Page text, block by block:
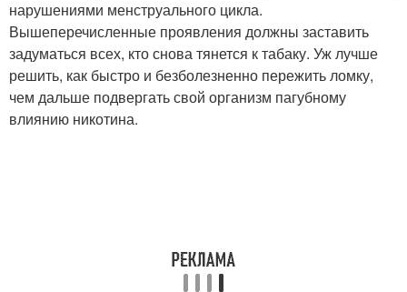
нарушениями менструального цикла.
Вышеперечисленные проявления должны заставить
задуматься всех, кто снова тянется к табаку. Уж лучше
решить, как быстро и безболезненно пережить ломку,
чем дальше подвергать свой организм пагубному
влиянию никотина.